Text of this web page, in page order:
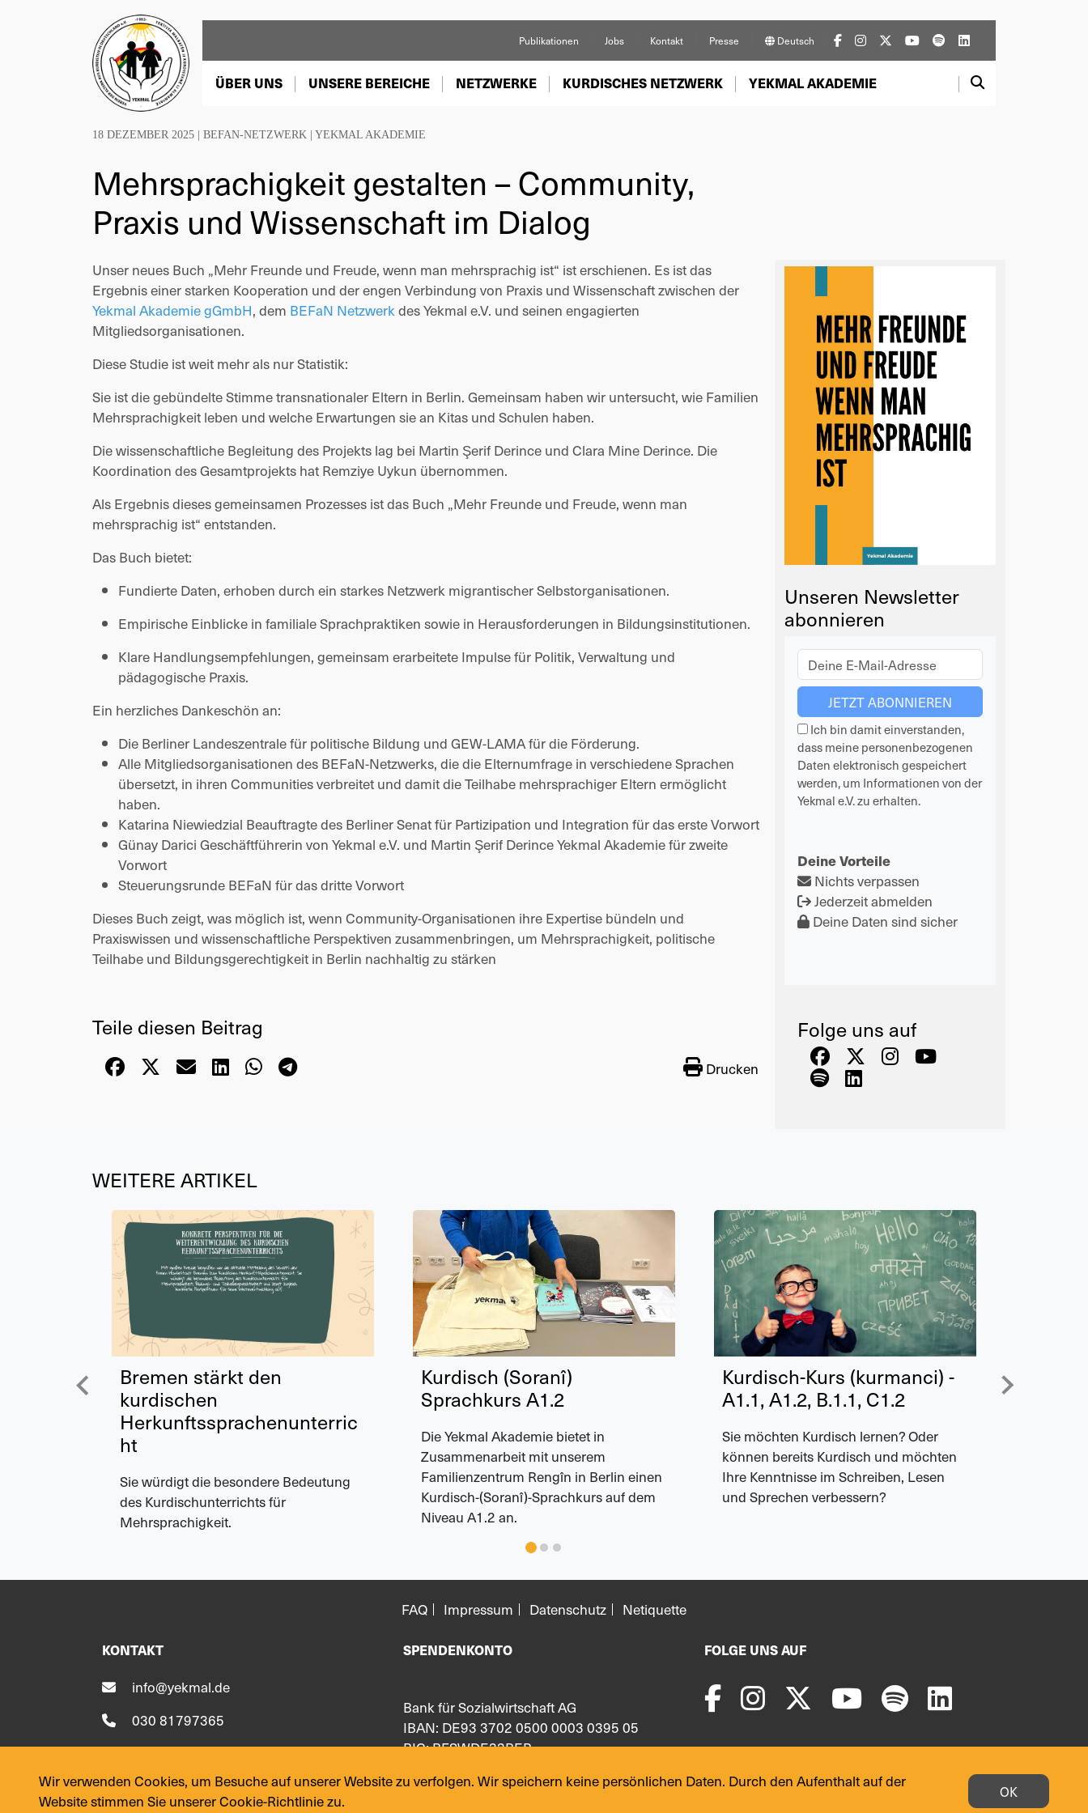
Publikationen Jobs Kontakt Presse Deutsch
ÜBER UNS UNSERE BEREICHE NETZWERKE KURDISCHES NETZWERK YEKMAL AKADEMIE
18 DEZEMBER 2025 | BEFAN-NETZWERK YEKMAL AKADEMIE
Mehrsprachigkeit gestalten – Community,
Praxis und Wissenschaft im Dialog
Unser neues Buch „Mehr Freunde und Freude, wenn man mehrsprachig ist“ ist erschienen. Es ist das
Ergebnis einer starken Kooperation und der engen Verbindung von Praxis und Wissenschaft zwischen der
Yekmal Akademie gGmbH, dem BEFaN Netzwerkdes Yekmal e.V. und seinen engagierten
Mitgliedsorganisationen.
Diese Studie ist weit mehr als nur Statistik:
Sie ist die gebündelte Stimme transnationaler Eltern in Berlin. Gemeinsam haben wir untersucht, wie Familien
Mehrsprachigkeit leben und welche Erwartungen sie an Kitas und Schulen haben.
Die wissenschaftliche Begleitung des Projekts lag bei Martin Şerif Derince und Clara Mine Derince. Die
Koordination des Gesamtprojekts hat Remziye Uykun übernommen.
Als Ergebnis dieses gemeinsamen Prozesses ist das Buch „Mehr Freunde und Freude, wenn man
mehrsprachig ist“ entstanden.
Das Buch bietet:
Fundierte Daten, erhoben durch ein starkes Netzwerk migrantischer Selbstorganisationen.
Empirische Einblicke in familiale Sprachpraktiken sowie in Herausforderungen in Bildungsinstitutionen.
Klare Handlungsempfehlungen, gemeinsam erarbeitete Impulse für Politik, Verwaltung und
pädagogische Praxis.
Ein herzliches Dankeschön an:
Die Berliner Landeszentrale für politische Bildung und GEW-LAMA für die Förderung.
Alle Mitgliedsorganisationen des BEFaN-Netzwerks, die die Elternumfrage in verschiedene Sprachen
übersetzt, in ihren Communities verbreitet und damit die Teilhabe mehrsprachiger Eltern ermöglicht
haben.
Katarina Niewiedzial Beauftragte des Berliner Senat für Partizipation und Integration für das erste Vorwort
Günay Darici Geschäftführerin von Yekmal e.V. und Martin Şerif Derince Yekmal Akademie für zweite
Vorwort
Steuerungsrunde BEFaN für das dritte Vorwort
Dieses Buch zeigt, was möglich ist, wenn Community-Organisationen ihre Expertise bündeln und
Praxiswissen und wissenschaftliche Perspektiven zusammenbringen, um Mehrsprachigkeit, politische
Teilhabe und Bildungsgerechtigkeit in Berlin nachhaltig zu stärken
Teile diesen Beitrag
Drucken
Unseren Newsletter
abonnieren
Ich bin damit einverstanden,
dass meine personenbezogenen
Daten elektronisch gespeichert
werden, um Informationen von der
Yekmal e.V. zu erhalten.
Deine Vorteile
Nichts verpassen
Jederzeit abmelden
Deine Daten sind sicher
Folge uns auf
WEITERE ARTIKEL
Bremen stärkt den
kurdischen
Herkunftssprachenunterric
ht
Sie würdigt die besondere Bedeutung
des Kurdischunterrichts für
Mehrsprachigkeit.
Kurdisch (Soranî)
Sprachkurs A1.2
Die Yekmal Akademie bietet in
Zusammenarbeit mit unserem
Familienzentrum Rengîn in Berlin einen
Kurdisch-(Soranî)-Sprachkurs auf dem
Niveau A1.2 an.
Kurdisch-Kurs (kurmanci) -
A1.1, A1.2, B.1.1, C1.2
Sie möchten Kurdisch lernen? Oder
können bereits Kurdisch und möchten
Ihre Kenntnisse im Schreiben, Lesen
und Sprechen verbessern?
FAQ Impressum Datenschutz Netiquette
KONTAKT
info@yekmal.de
030 81797365
030 81797366
SPENDENKONTO
Bank für Sozialwirtschaft AG
IBAN: DE93 3702 0500 0003 0395 05
BIC: BFSWDE33BER
FOLGE UNS AUF
Wir verwenden Cookies, um Besuche auf unserer Website zu verfolgen. Wir speichern keine persönlichen Daten. Durch den Aufenthalt auf der
Website stimmen Sie unserer Cookie-Richtlinie zu.
OK